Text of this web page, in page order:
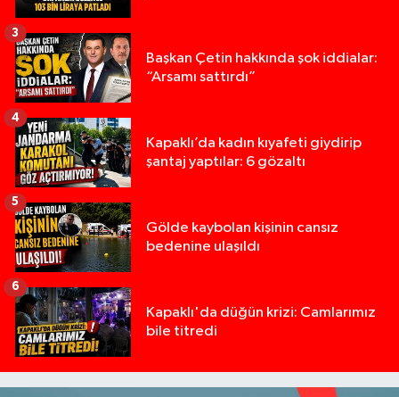
Başkan Çetin hakkında şok iddialar:
“Arsamı sattırdı”
3
Kapaklı’da kadın kıyafeti giydirip
şantaj yaptılar: 6 gözaltı
4
Gölde kaybolan kişinin cansız
bedenine ulaşıldı
5
Kapaklı'da düğün krizi: Camlarımız
bile titredi
6